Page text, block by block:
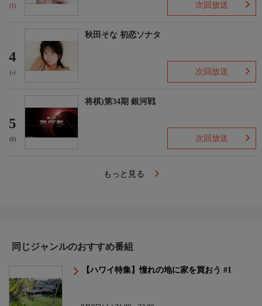
(1) 次回放送
4
(-)
秋田そな 初恋ソナタ
次回放送
5
(6)
将棋)第34期 銀河戦
次回放送
もっと見る
同じジャンルのおすすめ番組
【ハワイ特集】憧れの地に家を買おう #1